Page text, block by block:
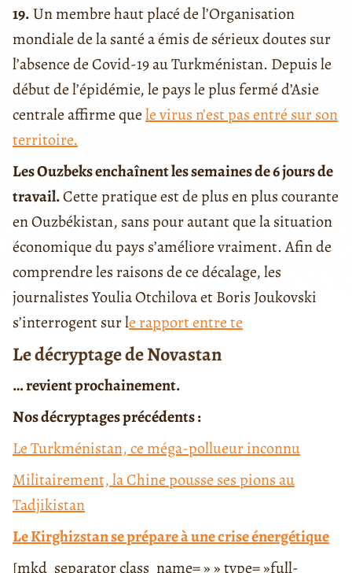
19.Un membre haut placé de l’Organisation
mondiale de la santé a émis de sérieux doutes sur
l’absence de Covid-19 au Turkménistan. Depuis le
début de l’épidémie, le pays le plus fermé d’Asie
centrale affirme quele virus n’est pas entré sur son
territoire.
Les Ouzbeks enchaînent les semaines de 6 jours de
travail.Cette pratique est de plus en plus courante
en Ouzbékistan, sans pour autant que la situation
économique du pays s’améliore vraiment. Afin de
comprendre les raisons de ce décalage, les
journalistes Youlia Otchilova et Boris Joukovski
s’interrogent sur le rapport entre te
Le décryptage de Novastan
… revient prochainement.
Nos décryptages précédents :
Le Turkménistan, ce méga-pollueur inconnu
Militairement, la Chine pousse ses pions au
Tadjikistan
Le Kirghizstan se prépare à une crise énergétique
[mkd_separator class_name= » » type= »full-